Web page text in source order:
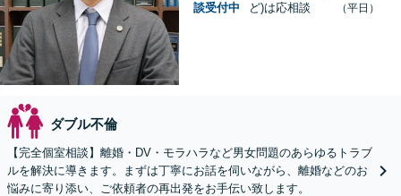
談受付中
ど)は応相談
（平日）
ダブル不倫
【完全個室相談】離婚・DV・モラハラなど男女問題のあらゆるトラブ
ルを解決に導きます。まずは丁寧にお話を伺いながら、離婚などのお
悩みに寄り添い、ご依頼者の再出発をお手伝い致します。